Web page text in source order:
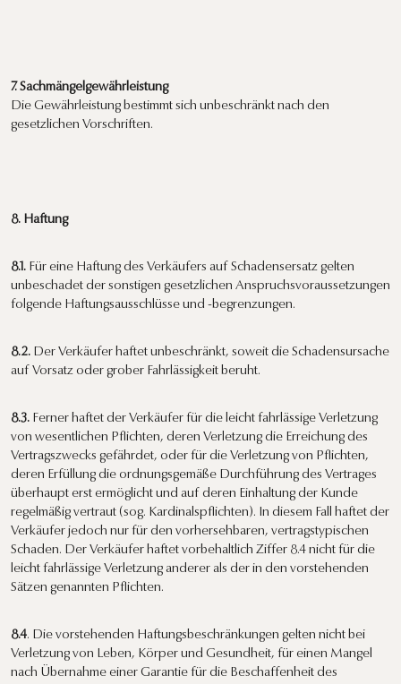
7. Sachmängelgewährleistung
Die Gewährleistung bestimmt sich unbeschränkt nach den
gesetzlichen Vorschriften.
8. Haftung
8.1. Für eine Haftung des Verkäufers auf Schadensersatz gelten
unbeschadet der sonstigen gesetzlichen Anspruchsvoraussetzungen
folgende Haftungsausschlüsse und -begrenzungen.
8.2. Der Verkäufer haftet unbeschränkt, soweit die Schadensursache
auf Vorsatz oder grober Fahrlässigkeit beruht.
8.3. Ferner haftet der Verkäufer für die leicht fahrlässige Verletzung
von wesentlichen Pflichten, deren Verletzung die Erreichung des
Vertragszwecks gefährdet, oder für die Verletzung von Pflichten,
deren Erfüllung die ordnungsgemäße Durchführung des Vertrages
überhaupt erst ermöglicht und auf deren Einhaltung der Kunde
regelmäßig vertraut (sog. Kardinalspflichten). In diesem Fall haftet der
Verkäufer jedoch nur für den vorhersehbaren, vertragstypischen
Schaden. Der Verkäufer haftet vorbehaltlich Ziffer 8.4 nicht für die
leicht fahrlässige Verletzung anderer als der in den vorstehenden
Sätzen genannten Pflichten.
8.4. Die vorstehenden Haftungsbeschränkungen gelten nicht bei
Verletzung von Leben, Körper und Gesundheit, für einen Mangel
nach Übernahme einer Garantie für die Beschaffenheit des